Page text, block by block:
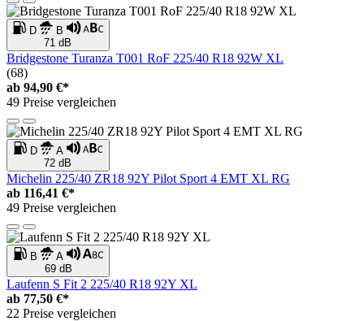
D
B
71 dB
Bridgestone Turanza T001 RoF 225/40 R18 92W XL
(68)
ab 94,90 €*
49 Preise vergleichen
D
A
72 dB
Michelin 225/40 ZR18 92Y Pilot Sport 4 EMT XL RG
ab 116,41 €*
49 Preise vergleichen
B
A
69 dB
Laufenn S Fit 2 225/40 R18 92Y XL
ab 77,50 €*
22 Preise vergleichen